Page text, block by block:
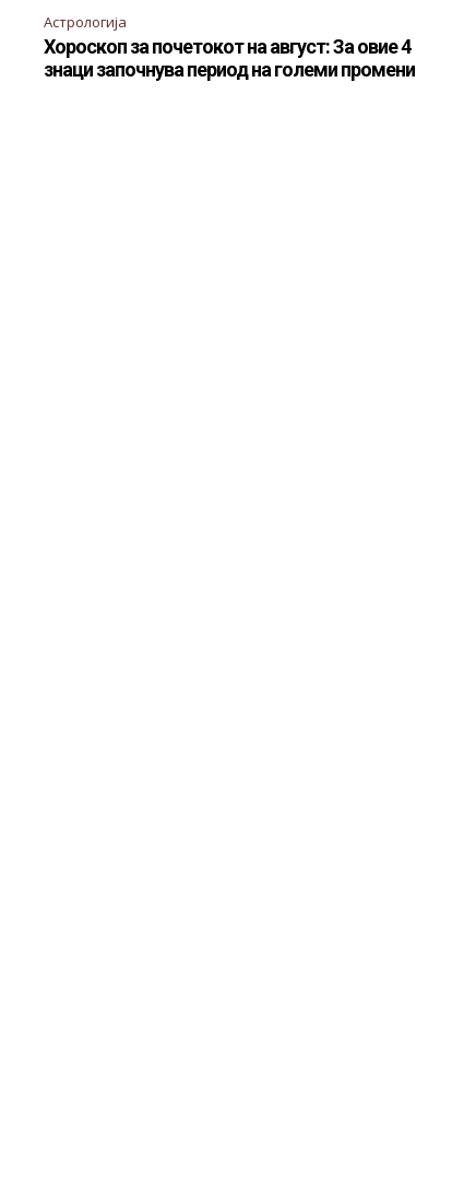
Астрологија
Хороскоп за почетокот на август: За овие 4
знаци започнува период на големи промени